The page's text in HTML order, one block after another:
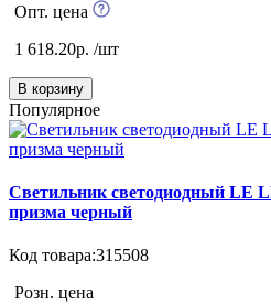
Опт. цена
1 618.20р. /шт
В корзину
Популярное
Светильник светодиодный LE
призма черный
Код товара:315508
Розн. цена